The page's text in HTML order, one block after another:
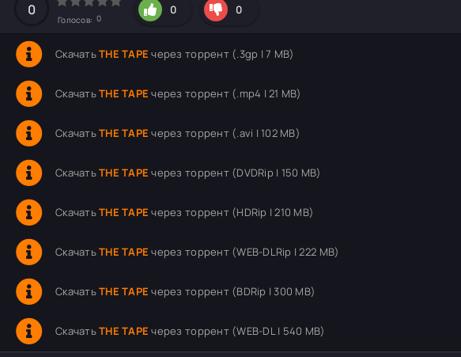
0
Голосов: 0
0 0
СкачатьTHE TAPE через торрент (.3gp | 7 MB)
СкачатьTHE TAPE через торрент (.mp4 | 21 MB)
СкачатьTHE TAPE через торрент (.avi | 102 MB)
СкачатьTHE TAPE через торрент (DVDRip | 150 MB)
СкачатьTHE TAPE через торрент (HDRip | 210 MB)
СкачатьTHE TAPE через торрент (WEB-DLRip | 222 MB)
СкачатьTHE TAPE через торрент (BDRip | 300 MB)
СкачатьTHE TAPE через торрент (WEB-DL | 540 MB)